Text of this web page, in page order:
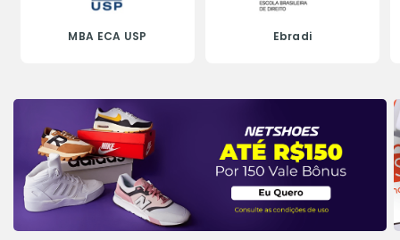
MBA ECA USP Ebradi